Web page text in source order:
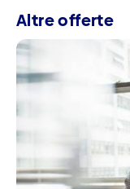
Altre offerte